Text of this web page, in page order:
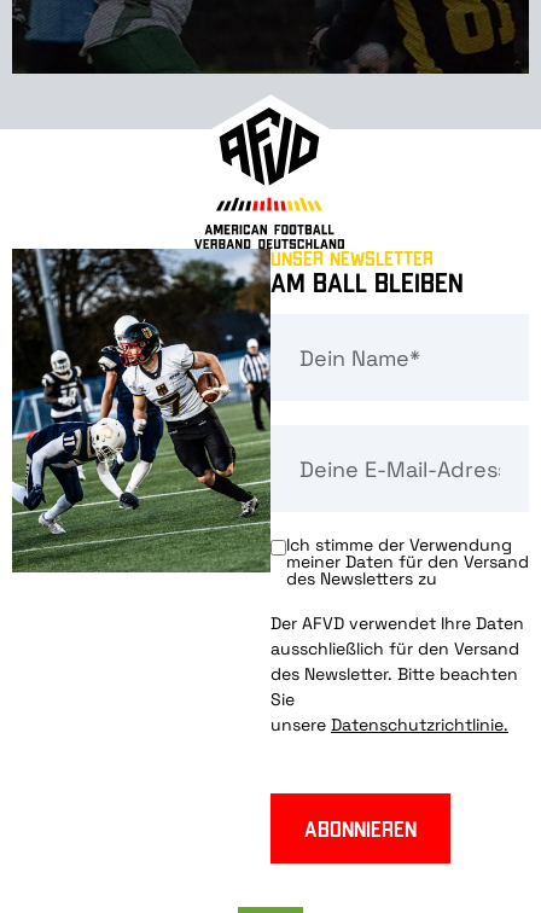
Unser Newsletter
Am Ball bleiben
Ich stimme der Verwendung
meiner Daten für den Versand
des Newsletters zu
Der AFVD verwendet Ihre Daten
ausschließlich für den Versand
des Newsletter. Bitte beachten
Sie
unsere Datenschutzrichtlinie.
Abonnieren